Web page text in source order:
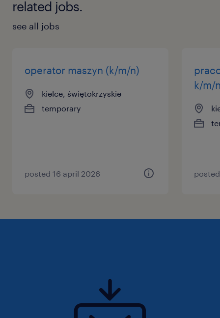
related jobs.
see all jobs
operator maszyn (k/m/n)
kielce, świętokrzyskie
temporary
posted 16 april 2026
k/m/